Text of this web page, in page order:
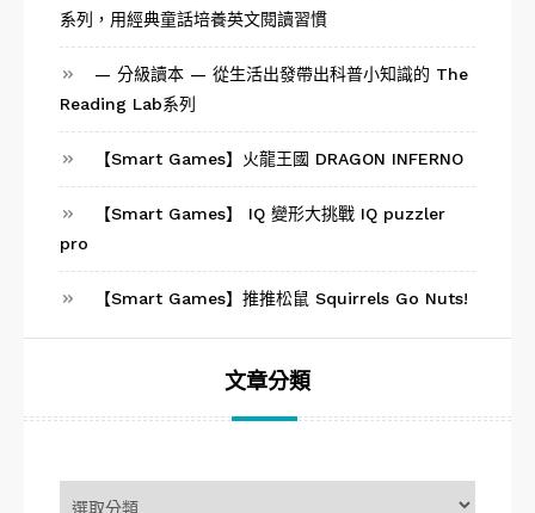
系列，用經典童話培養英文閱讀習慣
— 分級讀本 — 從生活出發帶出科普小知識的 The
Reading Lab系列
【Smart Games】火龍王國 DRAGON INFERNO
【Smart Games】 IQ 變形大挑戰 IQ puzzler
pro
【Smart Games】推推松鼠 Squirrels Go Nuts!
文章分類
章